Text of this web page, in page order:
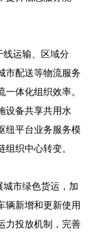
线运输、区域分
市配送等物流服务
体化组织效率。
设备共享共用水
纽平台业务服务模
织中心转变。
城市绿色货运，加
辆新增和更新使用
力投放机制，完善